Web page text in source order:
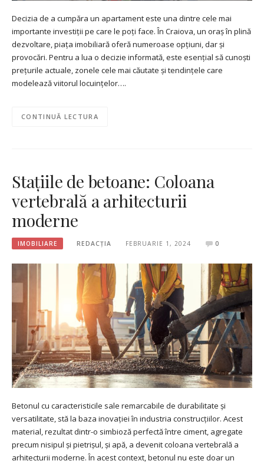
Decizia de a cumpăra un apartament este una dintre cele mai
importante investiții pe care le poți face. În Craiova, un oraș în plină
dezvoltare, piața imobiliară oferă numeroase opțiuni, dar și
provocări. Pentru a lua o decizie informată, este esențial să cunoști
prețurile actuale, zonele cele mai căutate și tendințele care
modelează viitorul locuințelor….
CONTINUĂ LECTURA
Stațiile de betoane: Coloana
vertebrală a arhitecturii
moderne
IMOBILIARE REDACȚIA FEBRUARIE 1, 2024 0
Betonul cu caracteristicile sale remarcabile de durabilitate și
versatilitate, stă la baza inovației în industria construcțiilor. Acest
material, rezultat dintr-o simbioză perfectă între ciment, agregate
precum nisipul și pietrișul, și apă, a devenit coloana vertebrală a
arhitecturii moderne. În acest context, betonul nu este doar un